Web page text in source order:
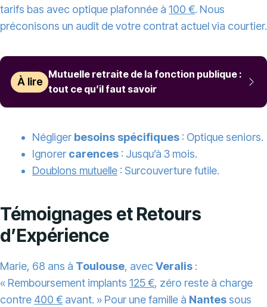
tarifs bas avec optique plafonnée à 100 €. Nous
préconisons un audit de votre contrat actuel via courtier.
À lire
Mutuelle retraite de la fonction publique :
tout ce qu’il faut savoir
Négliger besoins spécifiques : Optique seniors.
Ignorer carences : Jusqu’à 3 mois.
Doublons mutuelle : Surcouverture futile.
Témoignages et Retours
d’Expérience
Marie, 68 ans à Toulouse, avecVeralis :
« Remboursement implants 125 €, zéro reste à charge
contre 400 € avant. » Pour une famille à Nantes sous